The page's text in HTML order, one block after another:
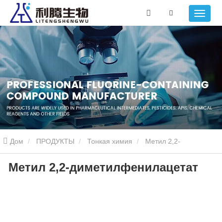
Дом ПРОДУКТЫ Тонкая химия
диметилфенилоцетат
Метил 2,2-диметилфенилацетат